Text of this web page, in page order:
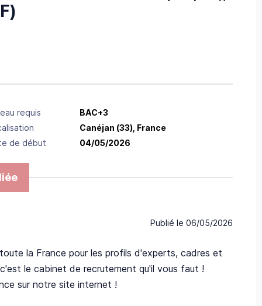
requis
BAC+3
Canéjan (33), France
de début
04/05/2026
Publié le 06/05/2026
la France pour les profils d'experts, cadres et
le cabinet de recrutement qu'il vous faut !
sur notre site internet !